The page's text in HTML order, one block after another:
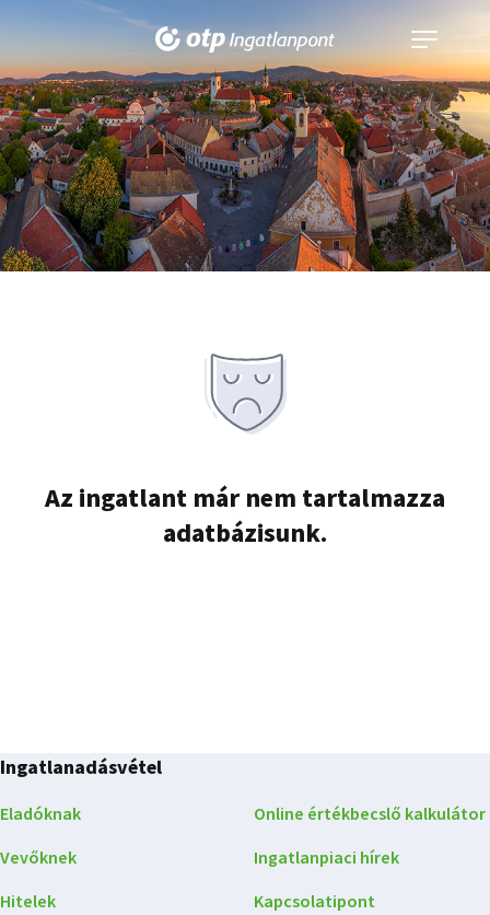
Navigáció
kinyitása
Az ingatlant már nem tartalmazza
adatbázisunk.
Ingatlanadásvétel
Eladóknak
Vevőknek
Hitelek
Online értékbecslő kalkulátor
Ingatlanpiaci hírek
Kapcsolatipont